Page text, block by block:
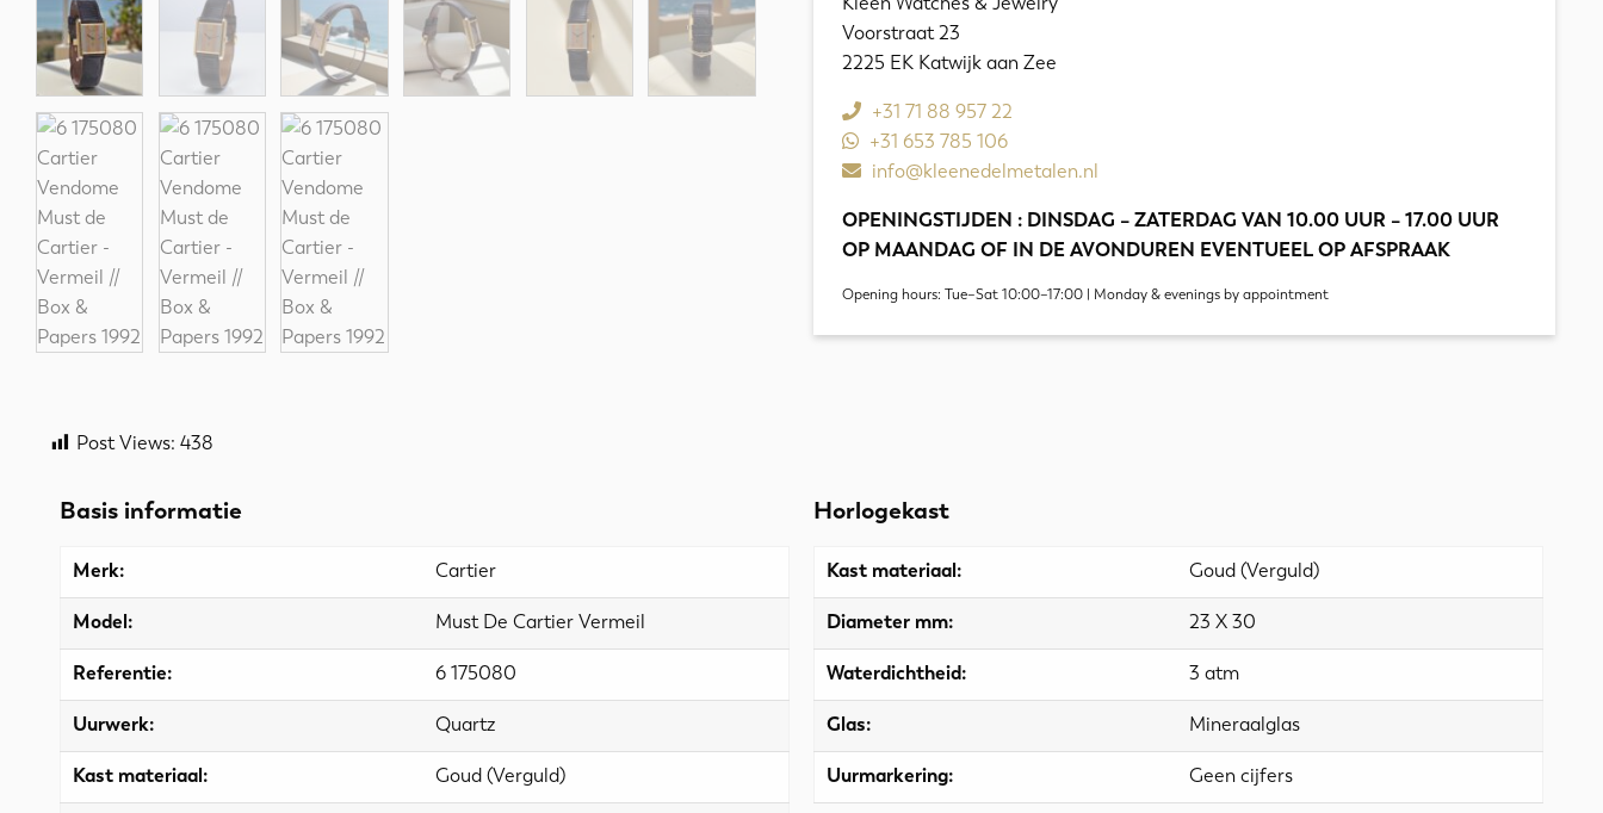
Voorstraat 23
2225 EK Katwijk aan Zee
+31 71 88 957 22
+31 653 785 106
info@kleenedelmetalen.nl
OPENINGSTIJDEN : DINSDAG – ZATERDAG VAN 10.00 UUR – 17.00 UUR
OP MAANDAG OF IN DE AVONDUREN EVENTUEEL OP AFSPRAAK
Opening hours: Tue–Sat 10:00–17:00 | Monday & evenings by appointment
Post Views: 438
Basis informatie
Merk: Cartier
Model: Must De Cartier Vermeil
Referentie: 6 175080
Uurwerk: Quartz
Kast materiaal: Goud (Verguld)
Horlogekast
Kast materiaal: Goud (Verguld)
Diameter mm: 23 X 30
Waterdichtheid: 3 atm
Glas: Mineraalglas
Uurmarkering: Geen cijfers